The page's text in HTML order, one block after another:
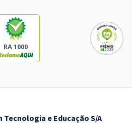
RA 1000
Tecnologia e Educação S/A